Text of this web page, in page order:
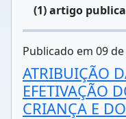
(1) artigo
Publicado em 09
ATRIBUIÇÃO
EFETIVAÇÃO
CRIANÇA E